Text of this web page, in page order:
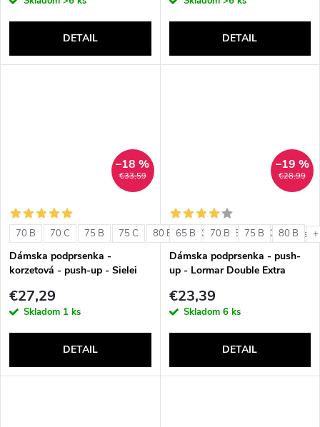
DETAIL DETAIL
€33,59
–18 %
70 B 70 C 75 B 75 C 80 B 80 C 85 B 85 C +
Dámska podprsenka -
korzetová - push-up - Sielei
€27,29
Skladom 1 ks
DETAIL
€28,99
–19 %
65 B 70 B 75 B 80 B
Dámska podprsenka - push-
up - Lormar Double Extra
€23,39
Skladom 6 ks
DETAIL